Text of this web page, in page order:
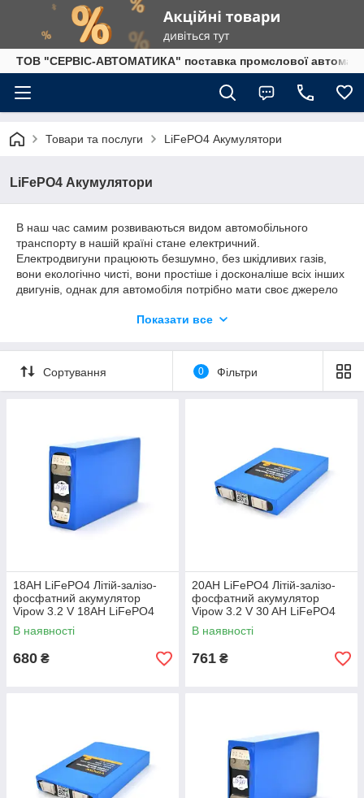
ТОВ "СЕРВІС-АВТОМАТИКА" поставка промслової
Товари та послуги LiFePO4 Акумулятори
LiFePO4 Акумулятори
В наш час самим розвиваються видом автомобільного
транспорту в нашій країні стане електричний.
Електродвигуни працюють безшумно, без шкідливих газів,
вони екологічно чисті, вони простіше і досконаліше всіх інших
двигунів, однак для автомобіля потрібно мати своє джерело
Ми поставляємо LiFePO4 battery від
АКУМУЛЯТОРИ LiFePО4
Характеристики
Питома щільність енергії: 90-110 Вт*год/кг (320-390
Дж/г)
Об'ємна щільність енергії: 220 Вт*год/дм
Об'ємна щільність конструкції: 2 кг/дм3
Кількість циклів заряд/розряд до втрати 30% ємності:
3000-7000
Термін зберігання: до 15 років
Саморозряд при кімнатній температурі: 3-5% в
місяць
мінімальна робоча напруга на елементі
(напруга розряду):
робоча напруга на елементі:
3.0-3.3 В
Показати все
Сортування 0 Фільтри
18AH LiFePO4 Літій-залізо-
фосфатний акумулятор
Vipow 3.2 V 18AH LiFePO4
7000 Циклів
В наявності
680 ₴
20AH LiFePO4 Літій-залізо-
фосфатний акумулятор
Vipow 3.2 V 30 AH LiFePO4
7000 Циклів, 70 х 27 х 134 мм
В наявності
761 ₴